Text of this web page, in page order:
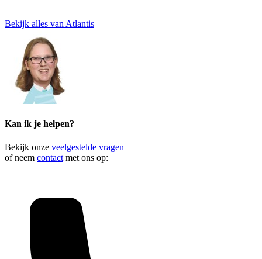
Bekijk alles van Atlantis
Kan ik je helpen?
Bekijk onze veelgestelde vragen
of neem contact met ons op: